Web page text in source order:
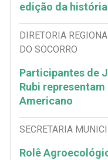
edição da história
DIRETORIA
DO SOCORRO
Participantes de
Rubi
Americano
SECRETARIA
Rolê